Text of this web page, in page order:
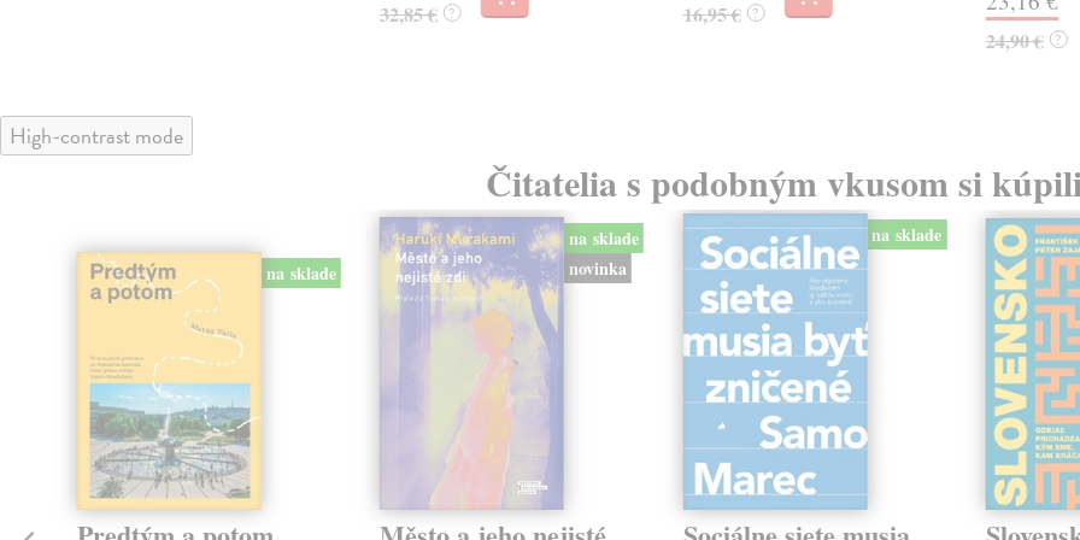
32,85 € ? 16,95 € ?
24,90 € ?
High-contrast mode
Čitatelia s podobným vkusom si
na sklade
na sklade
novinka
na sklade